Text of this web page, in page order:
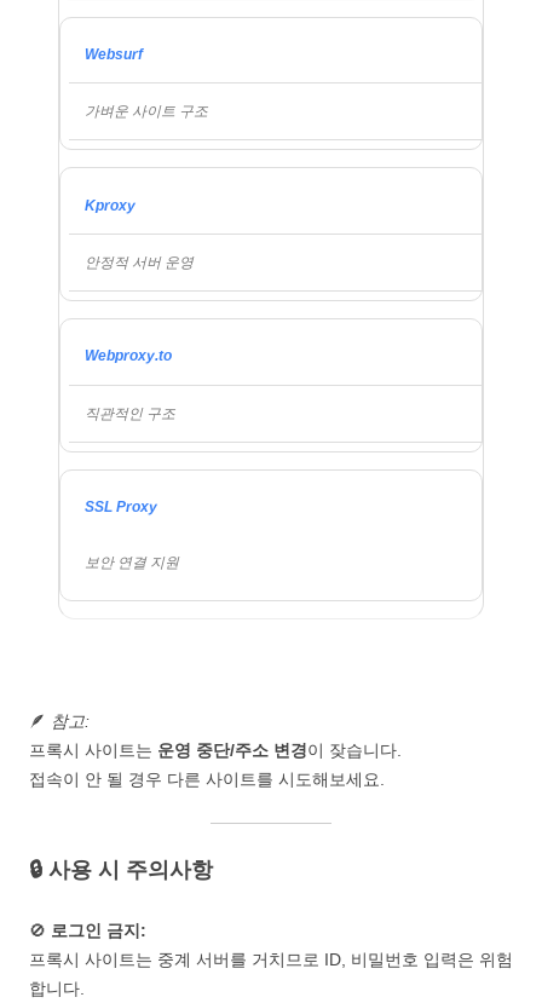
Websurf
가벼운 사이트 구조
Kproxy
안정적 서버 운영
Webproxy.to
직관적인 구조
SSL Proxy
보안 연결 지원
🪶 참고:
프록시 사이트는 운영 중단/주소 변경이 잦습니다.
접속이 안 될 경우 다른 사이트를 시도해보세요.
🔒 사용 시 주의사항
🚫 로그인 금지:
프록시 사이트는 중계 서버를 거치므로 ID, 비밀번호 입력은 위험
합니다.